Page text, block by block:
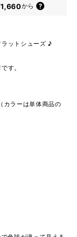
から
ットシューズ ♪
す。
ーは単体商品の